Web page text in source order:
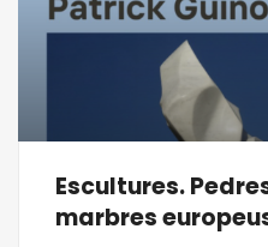
Escultures.
marbres